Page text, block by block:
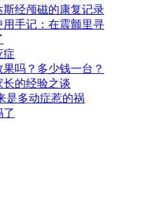
经颅磁的康复记录
手记：在震颤里寻
症
吗？多少钱一台？
的经验之谈
是多动症惹的祸
了